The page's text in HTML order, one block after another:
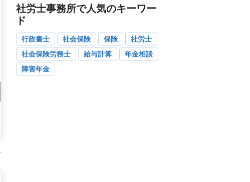
社労士事務所で人気のキーワー
ド
行政書士 社会保険 保険
社労士
社会保険労務士
給与計算
年金相談
障害年金